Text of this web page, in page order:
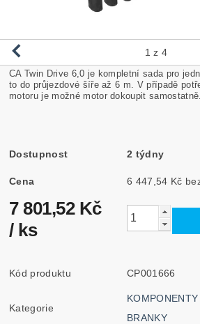
1 z 4
CA Twin Drive 6,0 je kompletní sada pro
to do průjezdové šíře až 6 m. V případě
motoru je možné motor dokoupit samostatně.
Dostupnost 2 týdny
Cena 6
7 801,52 Kč
/ ks
Kód produktu CP001666
Kategorie
BRANKY